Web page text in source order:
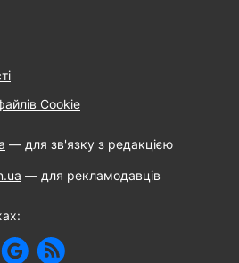
Cookie
— для зв'язку з редакцією
— для рекламодавців